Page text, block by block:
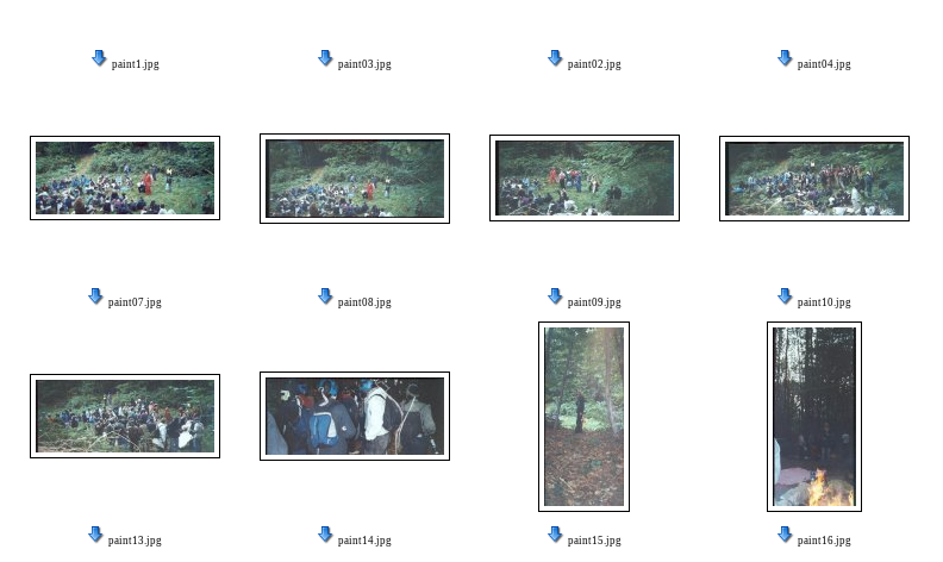
paint1.jpg paint03.jpg paint02.jpg paint04.jpg
paint07.jpg paint08.jpg paint09.jpg paint10.jpg
paint13.jpg paint14.jpg paint15.jpg paint16.jpg